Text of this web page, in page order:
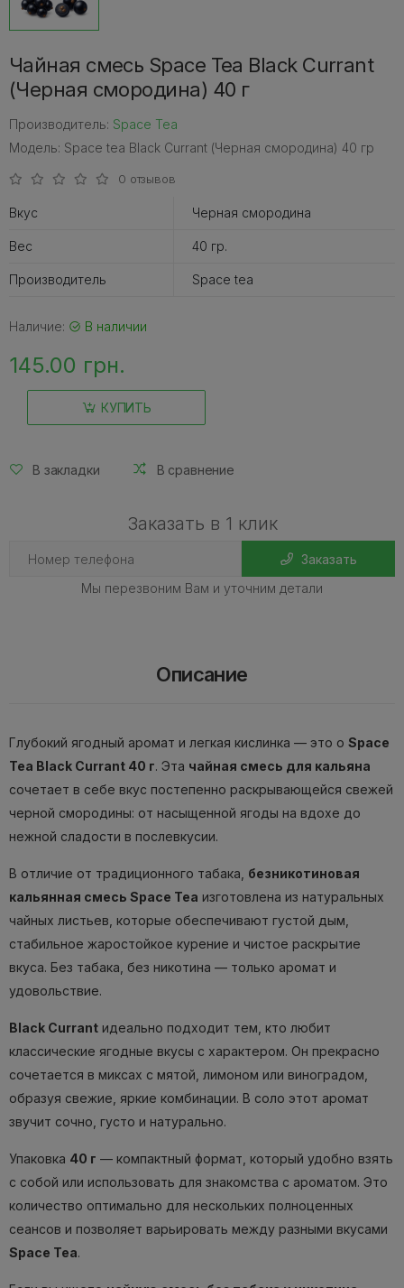
Чайная смесь Space Tea Black Currant
(Черная смородина) 40 г
Производитель: Space Tea
Модель: Space tea Black Currant (Черная смородина) 40 гр
0 отзывов
Вкус Черная смородина
Вес 40 гр.
Производитель Space tea
Наличие: В наличии
145.00 грн.
КУПИТЬ
В закладки В сравнение
Заказать в 1 клик
Заказать
Мы перезвоним Вам и уточним детали
Описание
Глубокий ягодный аромат и легкая кислинка — это о Space
Tea Black Currant 40 г. Эта чайная смесь для кальяна
сочетает в себе вкус постепенно раскрывающейся свежей
черной смородины: от насыщенной ягоды на вдохе до
нежной сладости в послевкусии.
В отличие от традиционного табака, безникотиновая
кальянная смесь Space Tea изготовлена ​​из натуральных
чайных листьев, которые обеспечивают густой дым,
стабильное жаростойкое курение и чистое раскрытие
вкуса. Без табака, без никотина — только аромат и
удовольствие.
Black Currant идеально подходит тем, кто любит
классические ягодные вкусы с характером. Он прекрасно
сочетается в миксах с мятой, лимоном или виноградом,
образуя свежие, яркие комбинации. В соло этот аромат
звучит сочно, густо и натурально.
Упаковка 40 г — компактный формат, который удобно взять
с собой или использовать для знакомства с ароматом. Это
количество оптимально для нескольких полноценных
сеансов и позволяет варьировать между разными вкусами
Space Tea.